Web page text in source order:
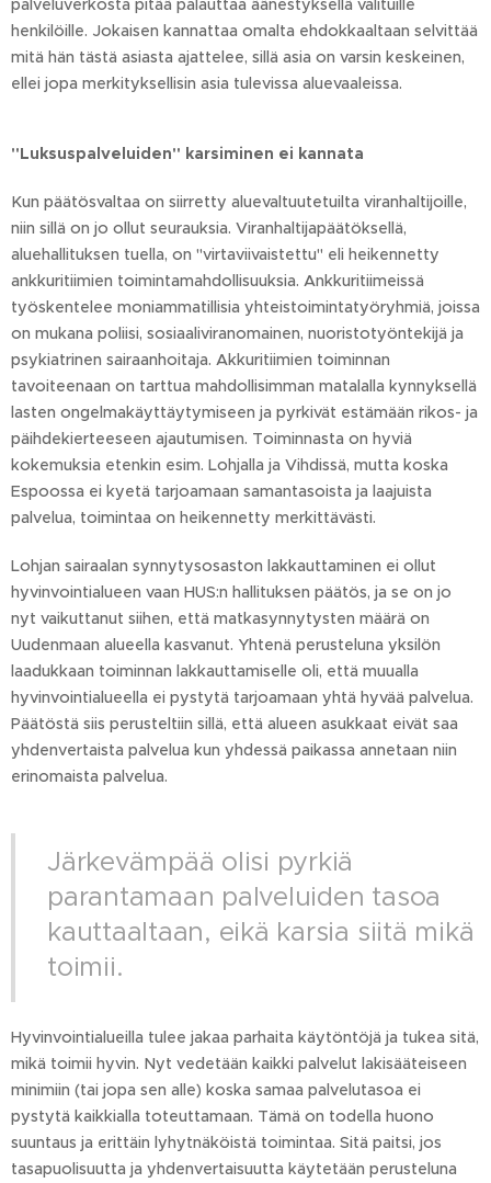
palveluverkosta pitää palauttaa äänestyksellä valituille
henkilöille. Jokaisen kannattaa omalta ehdokkaaltaan selvittää
mitä hän tästä asiasta ajattelee, sillä asia on varsin keskeinen,
ellei jopa merkityksellisin asia tulevissa aluevaaleissa.
"Luksuspalveluiden" karsiminen ei kannata
Kun päätösvaltaa on siirretty aluevaltuutetuilta viranhaltijoille,
niin sillä on jo ollut seurauksia. Viranhaltijapäätöksellä,
aluehallituksen tuella, on "virtaviivaistettu" eli heikennetty
ankkuritiimien toimintamahdollisuuksia. Ankkuritiimeissä
työskentelee moniammatillisia yhteistoimintatyöryhmiä, joissa
on mukana poliisi, sosiaaliviranomainen, nuoristotyöntekijä ja
psykiatrinen sairaanhoitaja. Akkuritiimien toiminnan
tavoiteenaan on tarttua mahdollisimman matalalla kynnyksellä
lasten ongelmakäyttäytymiseen ja pyrkivät estämään rikos- ja
päihdekierteeseen ajautumisen. Toiminnasta on hyviä
kokemuksia etenkin esim. Lohjalla ja Vihdissä, mutta koska
Espoossa ei kyetä tarjoamaan samantasoista ja laajuista
palvelua, toimintaa on heikennetty merkittävästi.
Lohjan sairaalan synnytysosaston lakkauttaminen ei ollut
hyvinvointialueen vaan HUS:n hallituksen päätös, ja se on jo
nyt vaikuttanut siihen, että matkasynnytysten määrä on
Uudenmaan alueella kasvanut. Yhtenä perusteluna yksilön
laadukkaan toiminnan lakkauttamiselle oli, että muualla
hyvinvointialueella ei pystytä tarjoamaan yhtä hyvää palvelua.
Päätöstä siis perusteltiin sillä, että alueen asukkaat eivät saa
yhdenvertaista palvelua kun yhdessä paikassa annetaan niin
erinomaista palvelua.
Järkevämpää olisi pyrkiä
parantamaan palveluiden tasoa
kauttaaltaan, eikä karsia siitä mikä
toimii.
Hyvinvointialueilla tulee jakaa parhaita käytöntöjä ja tukea sitä,
mikä toimii hyvin. Nyt vedetään kaikki palvelut lakisääteiseen
minimiin (tai jopa sen alle) koska samaa palvelutasoa ei
pystytä kaikkialla toteuttamaan. Tämä on todella huono
suuntaus ja erittäin lyhytnäköistä toimintaa. Sitä paitsi, jos
tasapuolisuutta ja yhdenvertaisuutta käytetään perusteluna